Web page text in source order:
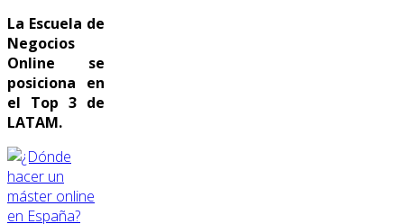
La Escuela de
Negocios
Online se
posiciona en
el Top 3 de
LATAM.